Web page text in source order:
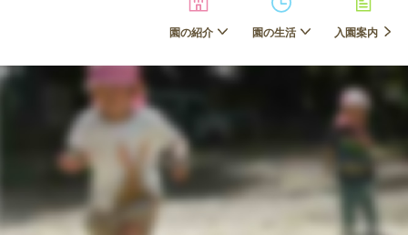
園の紹介 園の生活 入園案内